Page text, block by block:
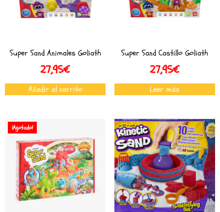
Super Sand Animales Goliath
27,95€
Añadir al carrito
Super Sand Castillo Goliath
27,95€
Leer más
¡Agotado!